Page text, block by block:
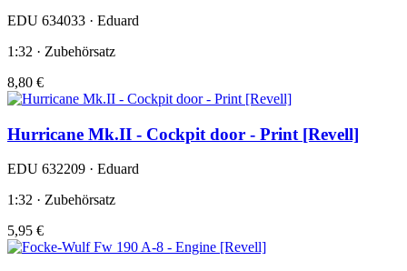
EDU 634033 · Eduard
1:32 · Zubehörsatz
8,80 €
Hurricane Mk.II - Cockpit door - Print [Revell]
EDU 632209 · Eduard
1:32 · Zubehörsatz
5,95 €